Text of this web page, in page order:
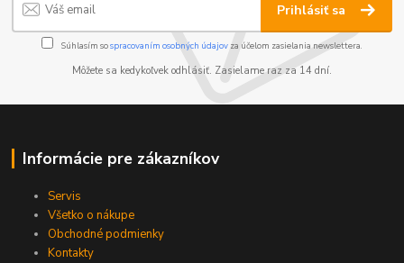
Prihlásiť sa
Súhlasím sospracovaním osobných údajov za účelom zasielania newslettera.
Môžete sa kedykoľvek odhlásiť. Zasielame raz za 14 dní.
Informácie pre zákazníkov
Servis
Všetko o nákupe
Obchodné podmienky
Kontakty